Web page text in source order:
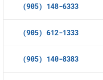
(905) 148-6333
(905) 612-1333
(905) 140-8383